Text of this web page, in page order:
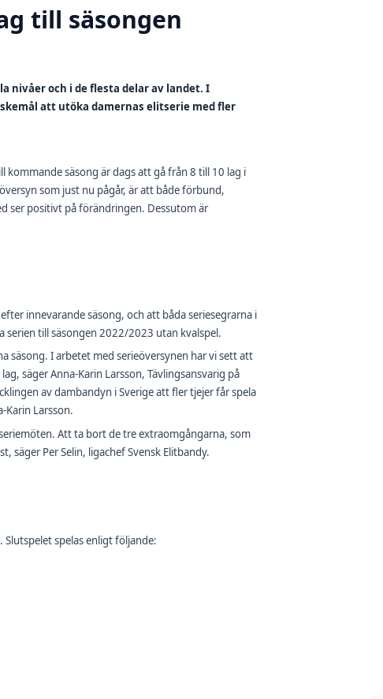
till säsongen
nivåer och i de flesta delar av landet. I
att utöka damernas elitserie med fler
säsong är dags att gå från 8 till 10 lag i
som just nu pågår, är att både förbund,
ser positivt på förändringen. Dessutom är
innevarande säsong, och att båda seriesegrarna i
serien till säsongen 2022/2023 utan kvalspel.
säsong. I arbetet med serieöversynen har vi sett att
säger Anna-Karin Larsson, Tävlingsansvarig på
av dambandyn i Sverige att fler tjejer får spela
Karin Larsson.
Att ta bort de tre extraomgångarna, som
säger Per Selin, ligachef Svensk Elitbandy.
spelas enligt följande: